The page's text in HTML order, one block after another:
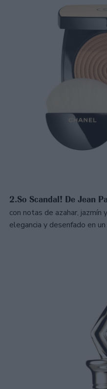
2.So Scandal! De Jean
con notas de azahar, jazmín
elegancia y desenfado en